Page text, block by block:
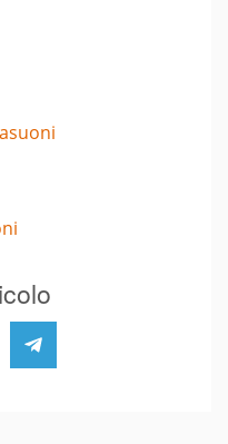
Share
on